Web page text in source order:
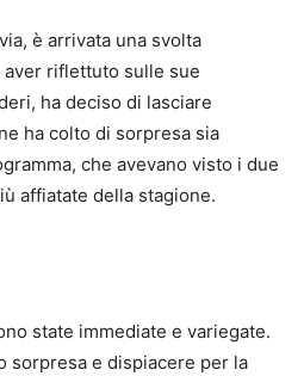
è arrivata una svolta
aver riflettuto sulle sue
ha deciso di lasciare
ha colto di sorpresa sia
che avevano visto i due
affiatate della stagione.
state immediate e variegate.
sorpresa e dispiacere per la